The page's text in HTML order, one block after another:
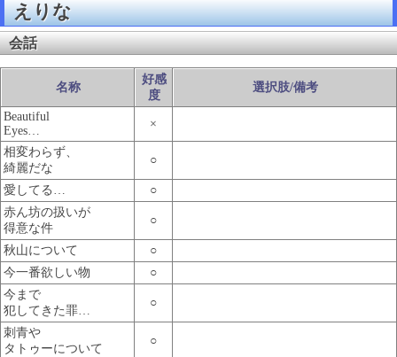
えりな
会話
名称
好感
度
選択肢/備考
Beautiful
Eyes…
×
相変わらず、
綺麗だな
○
愛してる…
○
赤ん坊の扱いが
得意な件
○
秋山について
○
今一番欲しい物
○
今まで
犯してきた罪…
○
刺青や
タトゥーについて
○